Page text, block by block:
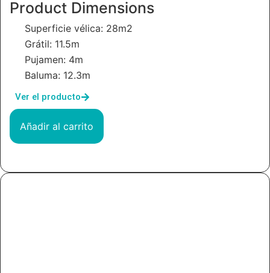
Product Dimensions
Superficie vélica: 28m2
Grátil: 11.5m
Pujamen: 4m
Baluma: 12.3m
Ver el producto
Añadir al carrito